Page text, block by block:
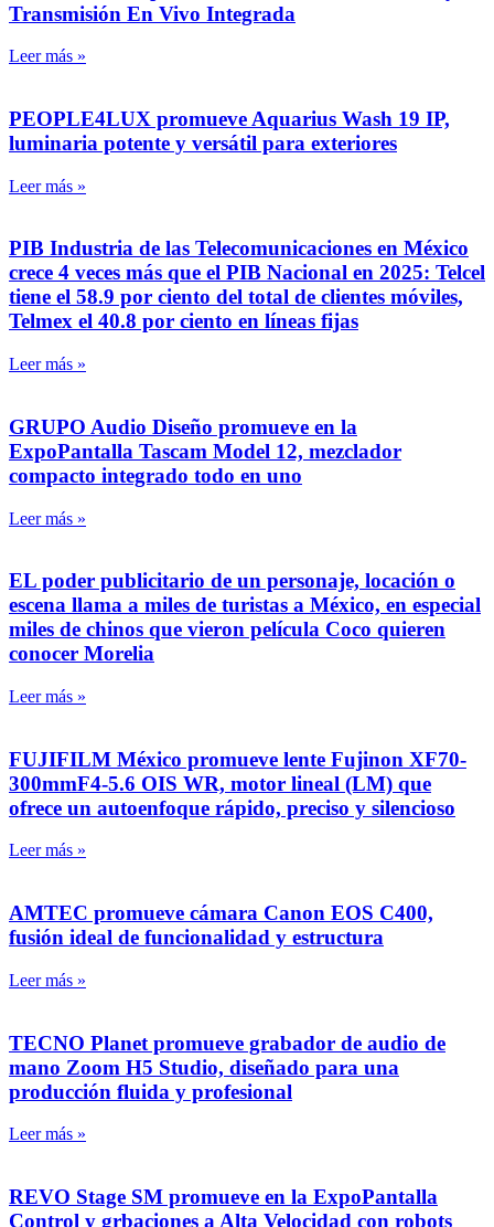
Transmisión En Vivo Integrada
Leer más »
PEOPLE4LUX promueve Aquarius Wash 19 IP,
luminaria potente y versátil para exteriores
Leer más »
PIB Industria de las Telecomunicaciones en México
crece 4 veces más que el PIB Nacional en 2025: Telcel
tiene el 58.9 por ciento del total de clientes móviles,
Telmex el 40.8 por ciento en líneas fijas
Leer más »
GRUPO Audio Diseño promueve en la
ExpoPantalla Tascam Model 12, mezclador
compacto integrado todo en uno
Leer más »
EL poder publicitario de un personaje, locación o
escena llama a miles de turistas a México, en especial
miles de chinos que vieron película Coco quieren
conocer Morelia
Leer más »
FUJIFILM México promueve lente Fujinon XF70-
300mmF4-5.6 OIS WR, motor lineal (LM) que
ofrece un autoenfoque rápido, preciso y silencioso
Leer más »
AMTEC promueve cámara Canon EOS C400,
fusión ideal de funcionalidad y estructura
Leer más »
TECNO Planet promueve grabador de audio de
mano Zoom H5 Studio, diseñado para una
producción fluida y profesional
Leer más »
REVO Stage SM promueve en la ExpoPantalla
Control y grbaciones a Alta Velocidad con robots